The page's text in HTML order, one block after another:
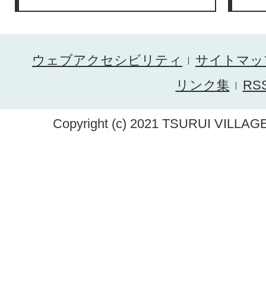
ウェブアクセシビリティ
サイトマ
リンク集
Copyright (c) 2021 TSURUI